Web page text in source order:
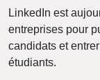
LinkedIn est
entreprises pour
candidats et
étudiants.